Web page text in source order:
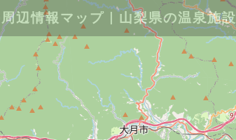
辺情報マップ｜山梨県の温泉施設